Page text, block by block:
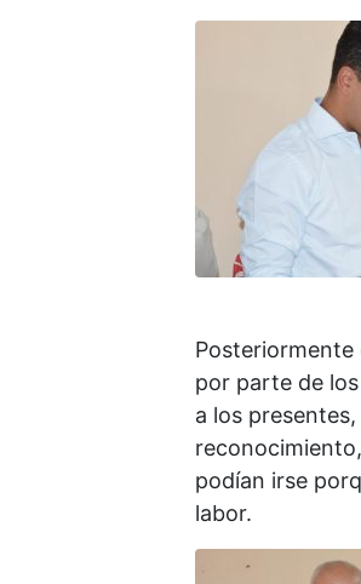
por parte de
a los
podían irse
labor.